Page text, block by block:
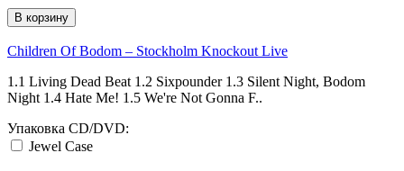
В корзину
Children Of Bodom ‎– Stockholm Knockout Live
1.1 Living Dead Beat 1.2 Sixpounder 1.3 Silent Night, Bodom
Night 1.4 Hate Me! 1.5 We're Not Gonna F..
Упаковка CD/DVD:
Jewel Case